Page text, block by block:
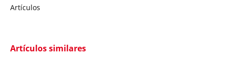
Artículos
Artículos similares